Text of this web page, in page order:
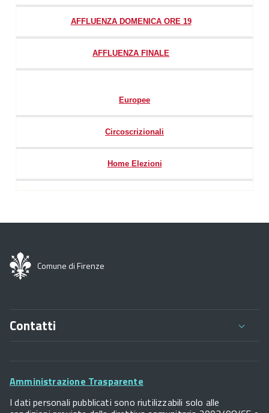
AFFLUENZA DOMENICA ORE 19
AFFLUENZA FINALE
Europee
Circoscrizionali
Home Elezioni
Comune di Firenze
Contatti
Palazzo Vecchio
P.IVA 01307110484
Footer
Amministrazione Trasparente
I dati personali pubblicati sono riutilizzabili solo alle